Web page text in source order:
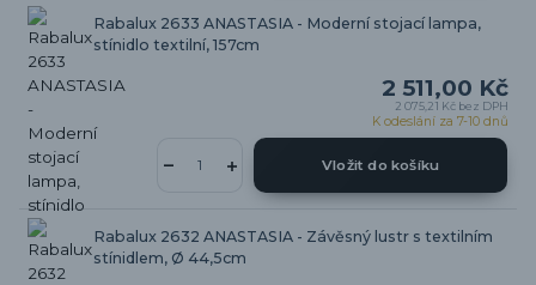
Rabalux 2633 ANASTASIA - Moderní stojací lampa,
stínidlo textilní, 157cm
2 511,00 Kč
2 075,21 Kč bez DPH
K odeslání za 7-10 dnů
Vložit do košíku
Rabalux 2632 ANASTASIA - Závěsný lustr s textilním
stínidlem, Ø 44,5cm